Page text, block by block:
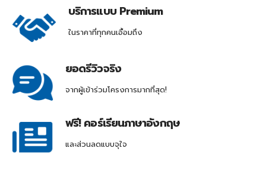
บริการแบบ Premium
ในราคาที่ทุกคนเอื้อมถึง
ยอดรีวิวจริง
จากผู้เข้าร่วมโครงการมากที่สุด!
ฟรี! คอร์เรียนภาษาอังกฤษ
และส่วนลดแบบจุใจ